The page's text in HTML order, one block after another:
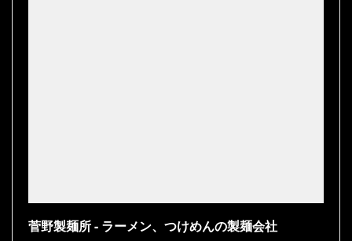
菅野製麺所 - ラーメン、つけめんの製麺会社